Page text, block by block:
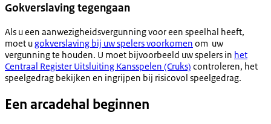
Gokverslaving tegengaan
Als u een aanwezigheidsvergunning voor een speelhal heeft,
moet ugokverslaving bij uw spelers voorkomen om uw
vergunning te houden. U moet bijvoorbeeld uw spelers in het
Centraal Register Uitsluiting Kansspelen (Cruks) controleren, het
speelgedrag bekijken en ingrijpen bij risicovol speelgedrag.
Een arcadehal beginnen